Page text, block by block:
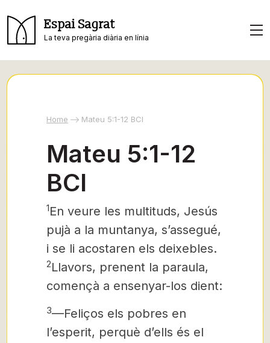
Espai Sagrat
La teva pregària diària en línia
Home Mateu 5:1-12 BCI
Mateu 5:1-12
BCI
1En veure les multituds, Jesús
pujà a la muntanya, s’assegué,
i se li acostaren els deixebles.
2Llavors, prenent la paraula,
començà a ensenyar-los dient:
3—Feliços els pobres en
l’esperit, perquè d’ells és el